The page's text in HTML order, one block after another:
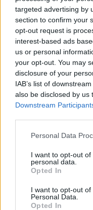
targeted advertising by
section to confirm your
opt-out request is
interest-based ads
us or personal
your opt-out. You may
disclosure of your
IAB’s list of
also be disclosed by us
Downstream
Personal Data
I want to opt-out
personal data.
Opted In
I want to opt-out
Personal Data.
Opted In
2026. augusztus
Új aszfalton
ocfalvi